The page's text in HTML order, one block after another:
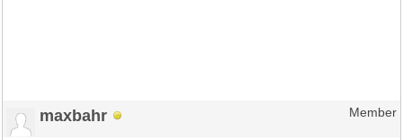
maxbahr Member